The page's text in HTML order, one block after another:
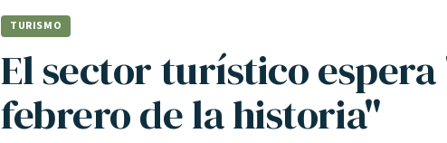
TURISMO
El sector turístico
febrero de la historia"